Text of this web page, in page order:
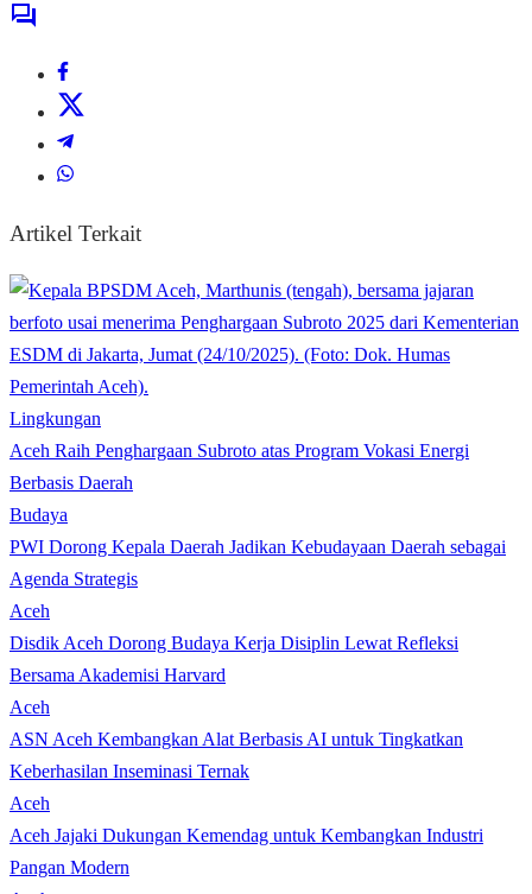
Artikel Terkait
Lingkungan
Aceh Raih Penghargaan Subroto atas Program Vokasi Energi
Berbasis Daerah
Budaya
PWI Dorong Kepala Daerah Jadikan Kebudayaan Daerah sebagai
Agenda Strategis
Aceh
Disdik Aceh Dorong Budaya Kerja Disiplin Lewat Refleksi
Bersama Akademisi Harvard
Aceh
ASN Aceh Kembangkan Alat Berbasis AI untuk Tingkatkan
Keberhasilan Inseminasi Ternak
Aceh
Aceh Jajaki Dukungan Kemendag untuk Kembangkan Industri
Pangan Modern